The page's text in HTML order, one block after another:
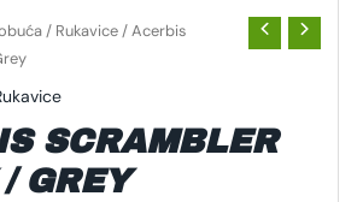
/ Rukavice / Acerbis
SCRAMBLER
GREY